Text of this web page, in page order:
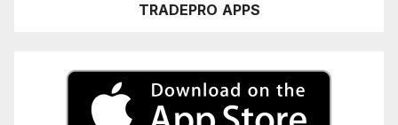
TRADEPRO APPS